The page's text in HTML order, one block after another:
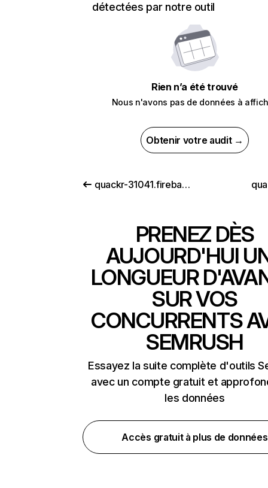
détectées par notre outil
Rien n’a été trouvé
Nous n'avons pas de données à
Obtenir votre audit →
quackr-31041.firebaseapp.com
PRENEZ DÈS
AUJOURD'HUI
LONGUEUR
SUR VOS
CONCURRENTS
SEMRUSH
Essayez la suite complète d'outils
avec un compte gratuit et
les données
Accès gratuit à plus de données